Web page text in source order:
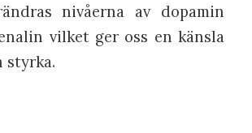
nivåerna av dopamin
vilket ger oss en känsla
styrka.